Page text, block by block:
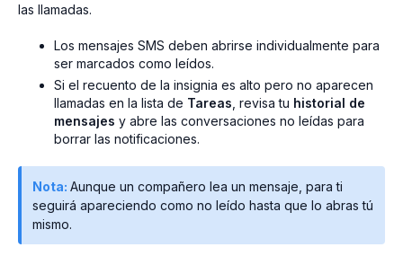
las llamadas.
Los mensajes SMS deben abrirse individualmente para
ser marcados como leídos.
Si el recuento de la insignia es alto pero no aparecen
llamadas en la lista de Tareas , revisa tu historial de
mensajes y abre las conversaciones no leídas para
borrar las notificaciones.
Nota: Aunque un compañero lea un mensaje, para ti
seguirá apareciendo como no leído hasta que lo abras tú
mismo.